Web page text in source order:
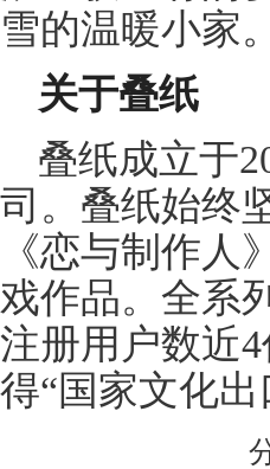
雪的温暖小家。
关于叠纸
叠纸成立于
司。叠纸始终
《恋与制作
戏作品。全系
注册用户数近
得“国家文化